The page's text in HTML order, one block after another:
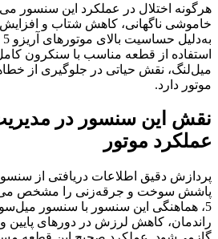
هرگونه اختلال در عملکرد این سنسور
خاموشی ناگهانی، کاهش شتاب و
استفاده از قطعه‌ مناسب با سنکرون
موتور دارد.
نقش این سنسور در
عملکرد موتور
پردازش دقیق اطلاعات دریافتی از
پاشش سوخت و جرقه‌زنی را مشخص
راندمان، کاهش لرزش در دورهای پایین و